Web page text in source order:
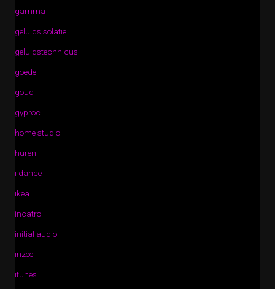
gamma
geluidsisolatie
geluidstechnicus
goede
goud
gyproc
home studio
huren
i dance
ikea
incatro
initial audio
inzee
itunes